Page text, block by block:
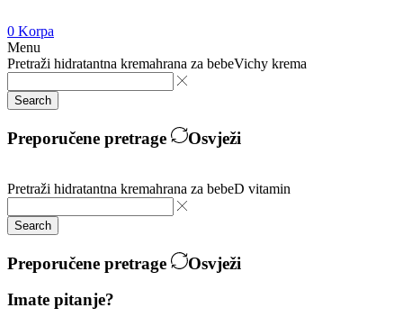
0 Korpa
Menu
Pretraži hidratantna kremahrana za bebeVichy krema
Search
Preporučene pretrage Osvježi
Pretraži hidratantna kremahrana za bebeD vitamin
Search
Preporučene pretrage
Osvježi
Imate pitanje?